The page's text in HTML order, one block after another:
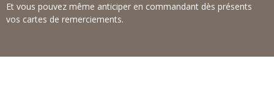
Et vous pouvez même anticiper en commandant dès présents
vos cartes de remerciements.